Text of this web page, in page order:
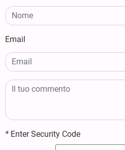
Email
* Enter Security Code